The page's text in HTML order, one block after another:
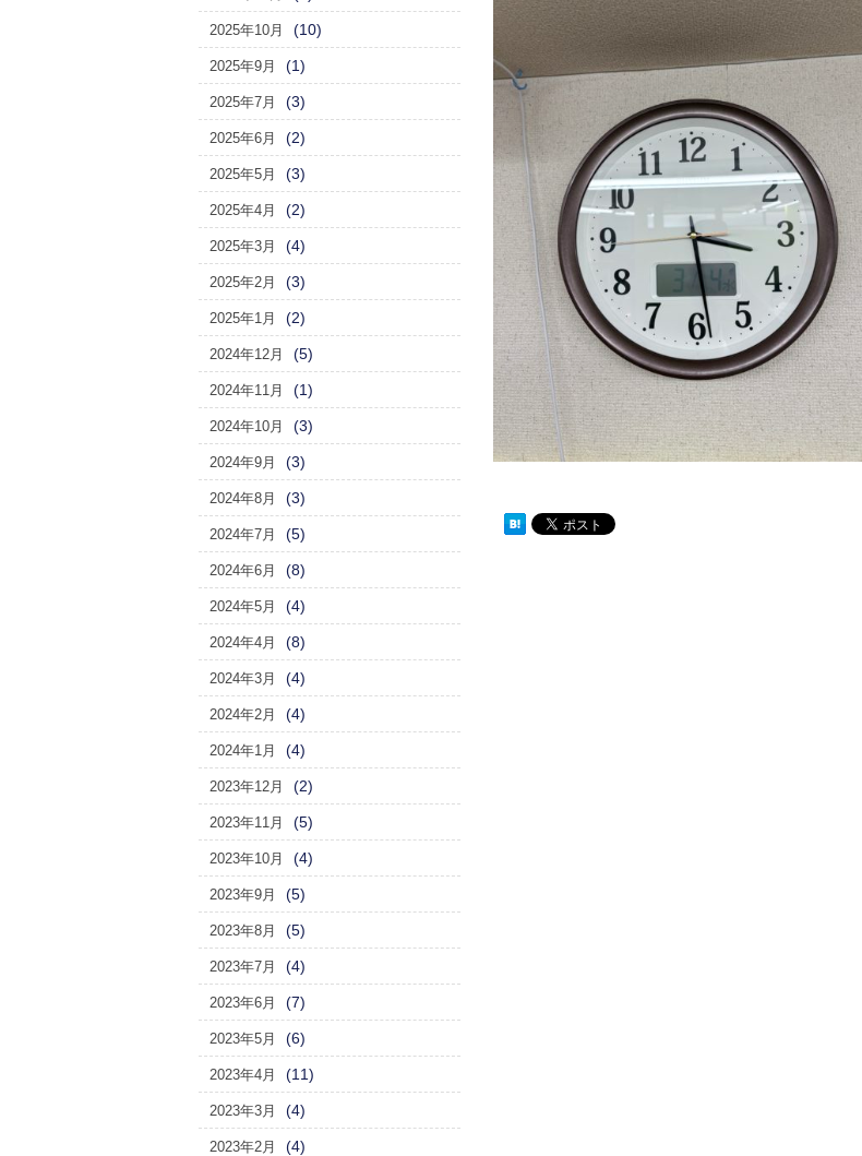
2025年10月 (10)
2025年9月 (1)
2025年7月 (3)
2025年6月 (2)
2025年5月 (3)
2025年4月 (2)
2025年3月 (4)
2025年2月 (3)
2025年1月 (2)
2024年12月 (5)
2024年11月 (1)
2024年10月 (3)
2024年9月 (3)
2024年8月 (3)
2024年7月 (5)
2024年6月 (8)
2024年5月 (4)
2024年4月 (8)
2024年3月 (4)
2024年2月 (4)
2024年1月 (4)
2023年12月 (2)
2023年11月 (5)
2023年10月 (4)
2023年9月 (5)
2023年8月 (5)
2023年7月 (4)
2023年6月 (7)
2023年5月 (6)
2023年4月 (11)
2023年3月 (4)
2023年2月 (4)